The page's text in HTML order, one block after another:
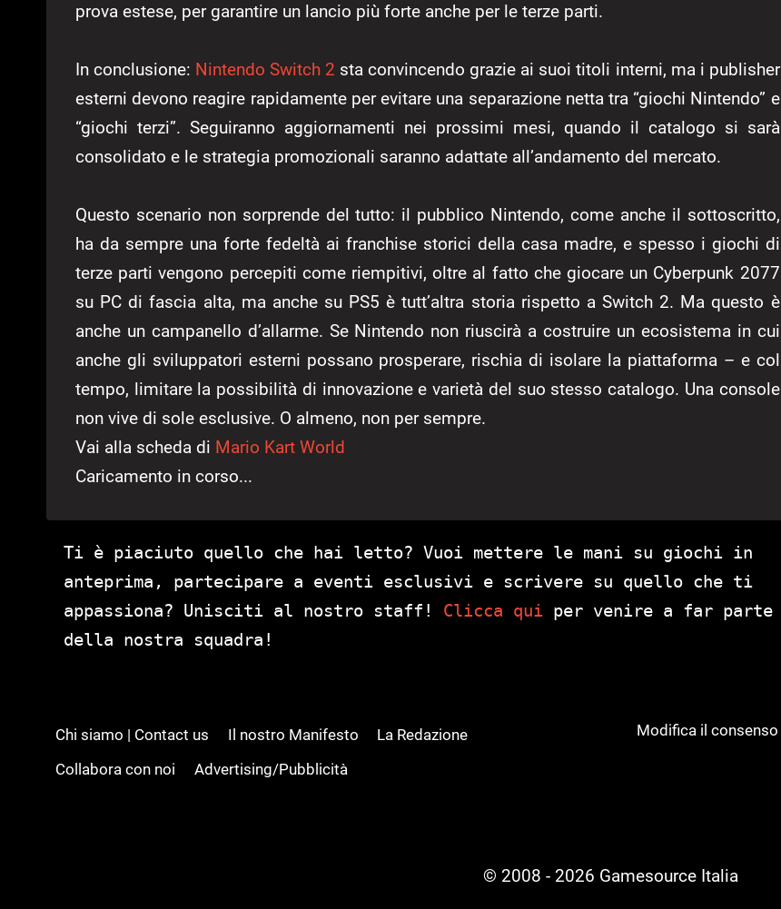
prova estese, per garantire un lancio più forte anche per le terze parti.
In conclusione: Nintendo Switch 2 sta convincendo grazie ai suoi titoli interni, ma i publisher
esterni devono reagire rapidamente per evitare una separazione netta tra “giochi Nintendo” e
“giochi terzi”. Seguiranno aggiornamenti nei prossimi mesi, quando il catalogo si sarà
consolidato e le strategia promozionali saranno adattate all’andamento del mercato.
Questo scenario non sorprende del tutto: il pubblico Nintendo, come anche il sottoscritto,
ha da sempre una forte fedeltà ai franchise storici della casa madre, e spesso i giochi di
terze parti vengono percepiti come riempitivi, oltre al fatto che giocare un Cyberpunk 2077
su PC di fascia alta, ma anche su PS5 è tutt’altra storia rispetto a Switch 2. Ma questo è
anche un campanello d’allarme. Se Nintendo non riuscirà a costruire un ecosistema in cui
anche gli sviluppatori esterni possano prosperare, rischia di isolare la piattaforma – e col
tempo, limitare la possibilità di innovazione e varietà del suo stesso catalogo. Una console
non vive di sole esclusive. O almeno, non per sempre.
Vai alla scheda di Mario Kart World
Caricamento in corso...
Ti è piaciuto quello che hai letto? Vuoi mettere le mani su giochi in
anteprima, partecipare a eventi esclusivi e scrivere su quello che ti
appassiona? Unisciti al nostro staff! Clicca qui per venire a far parte
della nostra squadra!
Chi siamo | Contact us Il nostro Manifesto
La Redazione
Collabora con noi
Advertising/Pubblicità
Modifica il consenso
© 2008 - 2026 Gamesource Italia